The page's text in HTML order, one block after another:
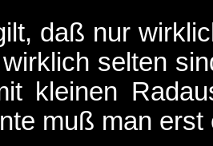
daß nur
selten
kleinen
muß man erst